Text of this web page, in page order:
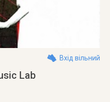
Вхід вільний
Lab